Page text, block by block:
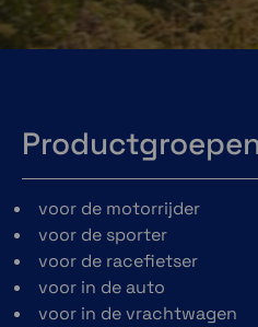
voor de motorrijder
voor de sporter
voor de racefietser
voor in de auto
voor in de vrachtwagen